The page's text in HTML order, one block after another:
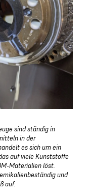
sind ständig in
in der
es sich um ein
auf viele Kunststoffe
Materialien löst.
und
auf.